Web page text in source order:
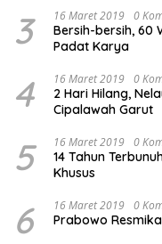
3 16 Maret 2019 0
Bersih-bersih, 60
Padat Karya
4 16 Maret 2019 0
2 Hari Hilang,
Cipalawah Garut
5 16 Maret 2019 0
14 Tahun
Khusus
6 16 Maret 2019 0
Prabowo